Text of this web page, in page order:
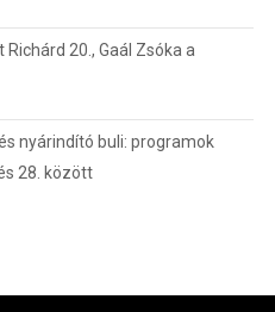
20., Gaál Zsóka a
nyárindító buli: programok
28. között